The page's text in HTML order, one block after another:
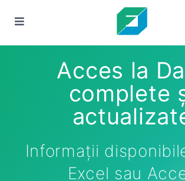
Acces la
complete
Informații
Excel sau